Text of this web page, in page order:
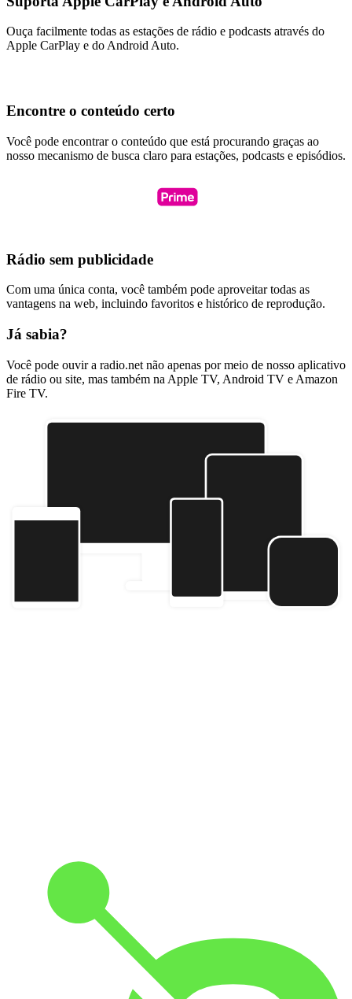
Ouça facilmente todas as estações de rádio e podcasts através do
Apple CarPlay e do Android Auto.
Encontre o conteúdo certo
Você pode encontrar o conteúdo que está procurando graças ao
nosso mecanismo de busca claro para estações, podcasts e episódios.
Rádio sem publicidade
Com uma única conta, você também pode aproveitar todas as
vantagens na web, incluindo favoritos e histórico de reprodução.
Já sabia?
Você pode ouvir a radio.net não apenas por meio de nosso aplicativo
de rádio ou site, mas também na Apple TV, Android TV e Amazon
Fire TV.